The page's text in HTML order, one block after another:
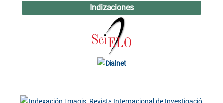
Indizaciones